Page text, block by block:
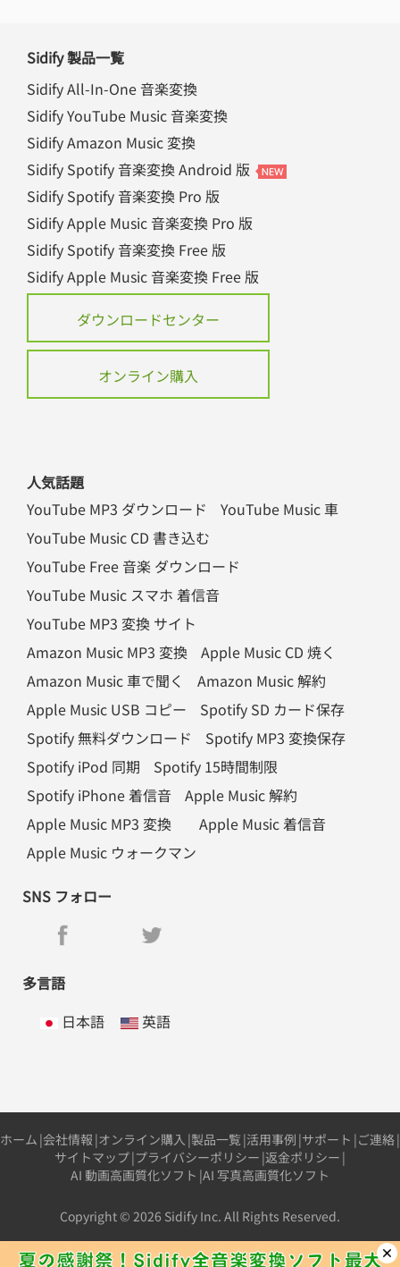
Sidify 製品一覧
Sidify All-In-One 音楽変換
Sidify YouTube Music 音楽変換
Sidify Amazon Music 変換
Sidify Spotify 音楽変換 Android 版
Sidify Spotify 音楽変換 Pro 版
Sidify Apple Music 音楽変換 Pro 版
Sidify Spotify 音楽変換 Free 版
Sidify Apple Music 音楽変換 Free 版
ダウンロードセンター
オンライン購入
人気話題
YouTube MP3 ダウンロード
YouTube Music 車
YouTube Music CD 書き込む
YouTube Free 音楽 ダウンロード
YouTube Music スマホ 着信音
YouTube MP3 変換 サイト
Amazon Music MP3 変換
Apple Music CD 焼く
Amazon Music 車で聞く
Amazon Music 解約
Apple Music USB コピー
Spotify SD カード保存
Spotify 無料ダウンロード
Spotify MP3 変換保存
Spotify iPod 同期
Spotify 15時間制限
Spotify iPhone 着信音
Apple Music 解約
Apple Music MP3 変換
Apple Music 着信音
Apple Music ウォークマン
SNS フォロー
多言語
日本語
英語
ホーム |会社情報 |オンライン購入 |製品一覧|活用事例 |サポート |ご連絡|
サイトマップ|プライバシーポリシー |返金ポリシー |
AI 動画高画質化ソフト |AI 写真高画質化ソフト
Copyright © 2026 Sidify Inc. All Rights Reserved.